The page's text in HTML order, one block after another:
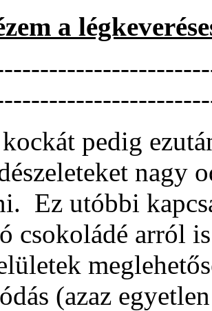
a
pedig
nagy
Ez utóbbi
csokoládé arról
(azaz